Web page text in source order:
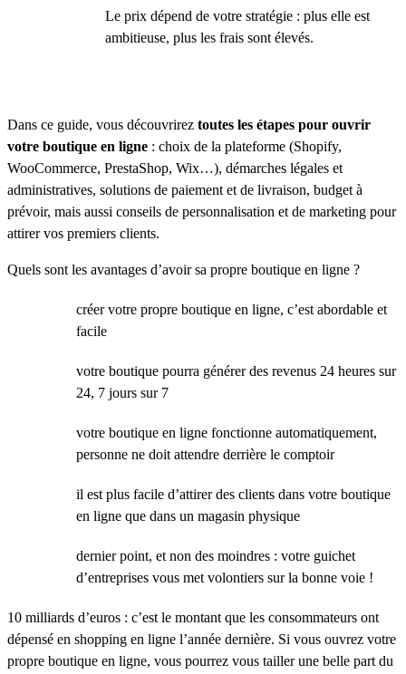
Le prix dépend de votre stratégie : plus elle est
ambitieuse, plus les frais sont élevés.
Dans ce guide, vous découvrirez toutes les étapes pour ouvrir
votre boutique en ligne : choix de la plateforme (Shopify,
WooCommerce, PrestaShop, Wix…), démarches légales et
administratives, solutions de paiement et de livraison, budget à
prévoir, mais aussi conseils de personnalisation et de marketing pour
attirer vos premiers clients.
Quels sont les avantages d’avoir sa propre boutique en ligne ?
créer votre propre boutique en ligne, c’est abordable et
facile
votre boutique pourra générer des revenus 24 heures sur
24, 7 jours sur 7
votre boutique en ligne fonctionne automatiquement,
personne ne doit attendre derrière le comptoir
il est plus facile d’attirer des clients dans votre boutique
en ligne que dans un magasin physique
dernier point, et non des moindres : votre guichet
d’entreprises vous met volontiers sur la bonne voie !
10 milliards d’euros : c’est le montant que les consommateurs ont
dépensé en shopping en ligne l’année dernière. Si vous ouvrez votre
propre boutique en ligne, vous pourrez vous tailler une belle part du